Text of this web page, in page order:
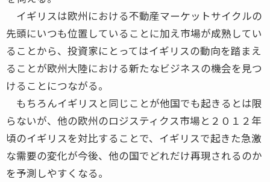
イギリスは欧州における不動産マーケットサイクルの
先頭にいつも位置していることに加え市場が成熟してい
ることから、投資家にとってはイギリスの動向を踏まえ
ることが欧州大陸における新たなビジネスの機会を見つ
けることにつながる。
もちろんイギリスと同じことが他国でも起きるとは限
らないが、他の欧州のロジスティクス市場と２０１２年
頃のイギリスを対比することで、イギリスで起きた急激
な需要の変化が今後、他の国でどれだけ再現されるのか
を予測しやすくなる。